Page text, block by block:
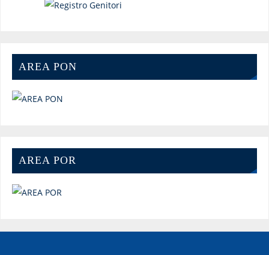
AREA PON
AREA POR